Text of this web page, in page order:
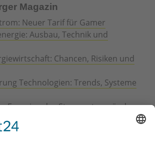
Magazin
Neuer Tarif für Gamer
Ausbau, Technik und
Chancen, Risiken und
Technologien: Trends, Systeme
Energien das Stromnetz verändern
Effizienz, Netze und